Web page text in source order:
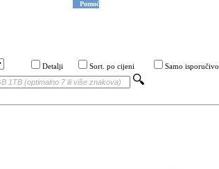
Pomoć
Detalji Sort. po cijeni Samo isporučivo